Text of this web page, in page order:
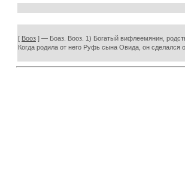
[ Вооз ] — Боаз. Вооз. 1) Богатый вифлеемянин,
Когда родила от него Руфь сына Овида, он